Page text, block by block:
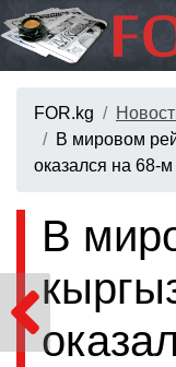
FOR.kg
В мировом
оказался на 68-
В